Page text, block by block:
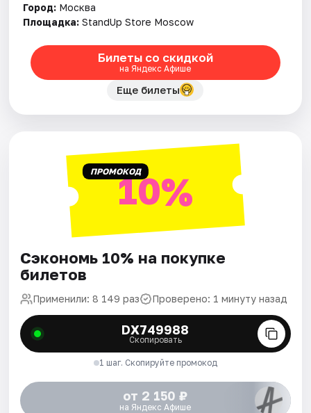
Артисты
Рейтинги
Город: Москва
Площадка: StandUp Store Moscow
Билеты со скидкой
на Яндекс Афише
Еще билеты
ПРОМОКОД10%
Сэкономь 10% на покупке
билетов
Применили: 8 149 раз Проверено: 1 минуту назад
DX749988
Скопировать
1 шаг. Скопируйте промокод
от 2 150 ₽
на Яндекс Афише